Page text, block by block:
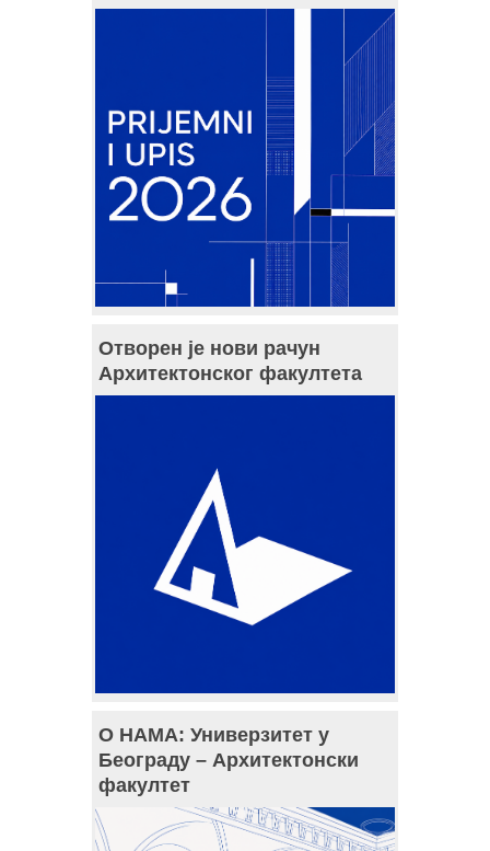
Отворен је нови рачун
Архитектонског факултета
О НАМА: Универзитет у
Београду – Архитектонски
факултет